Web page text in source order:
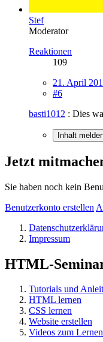
Stef
Moderator
Reaktionen
109
21. April
#6
basti1012 : Dies
Inhalt
Jetzt
Sie haben noch kein
Benutzerkonto erstellen
Impressum
HTML-
Tutorials und
HTML lernen
CSS lernen
Website erstellen
Videos zum Lernen